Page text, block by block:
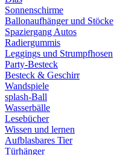
Sonnenschirme
Ballonaufhänger und Stöcke
Spaziergang Autos
Radiergummis
Leggings und Strumpfhosen
Party-Besteck
Besteck & Geschirr
Wandspiele
splash-Ball
Wasserbälle
Lesebücher
Wissen und lernen
Aufblasbares Tier
Türhänger